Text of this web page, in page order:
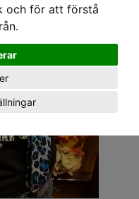
och för att förstå